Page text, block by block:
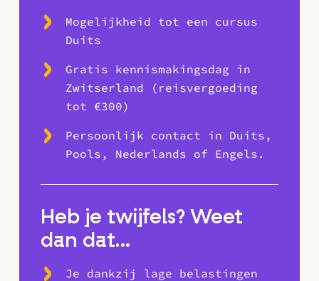
Mogelijkheid tot een cursus
Duits
Gratis kennismakingsdag in
Zwitserland (reisvergoeding
tot €300)
Persoonlijk contact in Duits,
Pools, Nederlands of Engels.
Heb je twijfels? Weet
dan dat…
Je dankzij lage belastingen